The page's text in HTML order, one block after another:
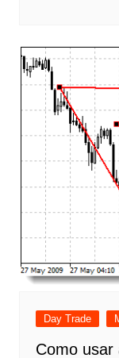
Day Trade
Como usar